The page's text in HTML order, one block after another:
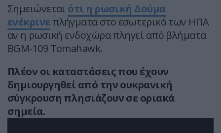
Σημειώνεται ότι η ρωσική Δούμα
ενέκρινεπλήγματα στο εσωτερικό των ΗΠΑ
αν η ρωσική ενδοχώρα πληγεί από βλήματα
BGM-109 Tomahawk.
Πλέον οι καταστάσεις που έχουν
δημιουργηθεί από την ουκρανική
σύγκρουση πλησιάζουν σε οριακά
σημεία.